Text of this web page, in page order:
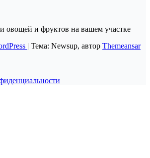
овощей и фруктов на вашем участке
| Тема: Newsup, автор Themeansar